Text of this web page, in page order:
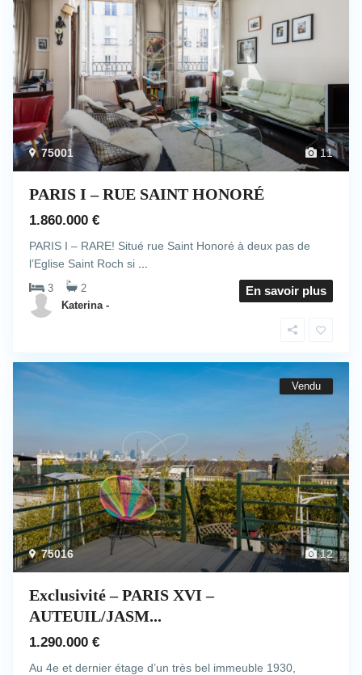
11
75001
PARIS I – RUE SAINT HONORÉ
1.860.000 €
PARIS I – RARE! Situé rue Saint Honoré à deux pas de
l’Eglise Saint Roch si
3 2 En savoir plus
Katerina -
12
75016
Vendu
Exclusivité – PARIS XVI –
AUTEUIL/JASM...
1.290.000 €
Au 4e et dernier étage d’un très bel immeuble 1930,